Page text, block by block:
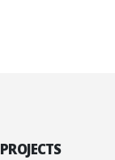
PROJECTS